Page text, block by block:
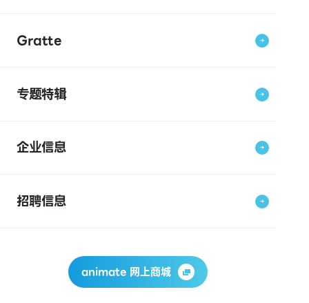
Gratte
专题特辑
企业信息
招聘信息
animate 网上商城